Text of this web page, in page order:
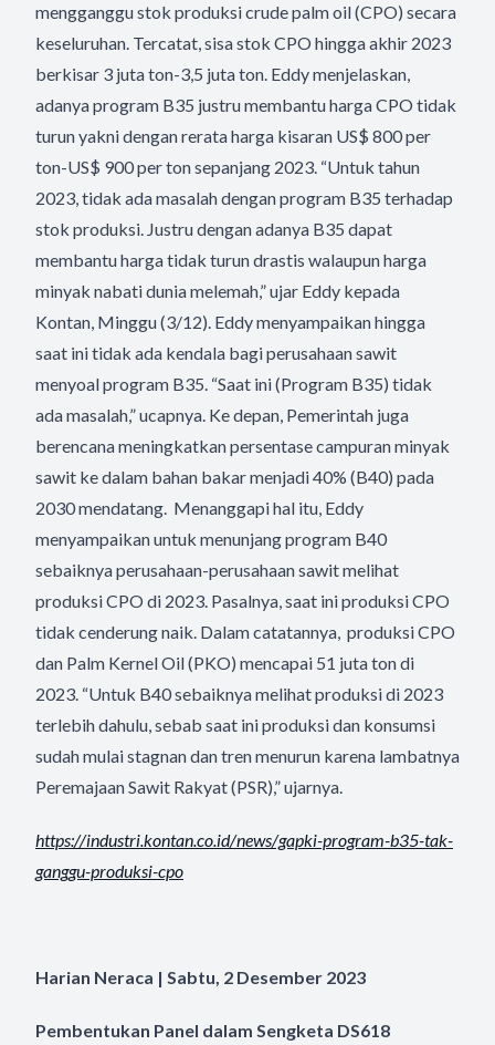
mengganggu stok produksi crude palm oil (CPO) secara
keseluruhan. Tercatat, sisa stok CPO hingga akhir 2023
berkisar 3 juta ton-3,5 juta ton. Eddy menjelaskan,
adanya program B35 justru membantu harga CPO tidak
turun yakni dengan rerata harga kisaran US$ 800 per
ton-US$ 900 per ton sepanjang 2023. “Untuk tahun
2023, tidak ada masalah dengan program B35 terhadap
stok produksi. Justru dengan adanya B35 dapat
membantu harga tidak turun drastis walaupun harga
minyak nabati dunia melemah,” ujar Eddy kepada
Kontan, Minggu (3/12). Eddy menyampaikan hingga
saat ini tidak ada kendala bagi perusahaan sawit
menyoal program B35. “Saat ini (Program B35) tidak
ada masalah,” ucapnya. Ke depan, Pemerintah juga
berencana meningkatkan persentase campuran minyak
sawit ke dalam bahan bakar menjadi 40% (B40) pada
2030 mendatang. Menanggapi hal itu, Eddy
menyampaikan untuk menunjang program B40
sebaiknya perusahaan-perusahaan sawit melihat
produksi CPO di 2023. Pasalnya, saat ini produksi CPO
tidak cenderung naik. Dalam catatannya, produksi CPO
dan Palm Kernel Oil (PKO) mencapai 51 juta ton di
2023. “Untuk B40 sebaiknya melihat produksi di 2023
terlebih dahulu, sebab saat ini produksi dan konsumsi
sudah mulai stagnan dan tren menurun karena lambatnya
Peremajaan Sawit Rakyat (PSR),” ujarnya.
https://industri.kontan.co.id/news/gapki-program-b35-tak-
ganggu-produksi-cpo
Harian Neraca | Sabtu, 2 Desember 2023
Pembentukan Panel dalam Sengketa DS618